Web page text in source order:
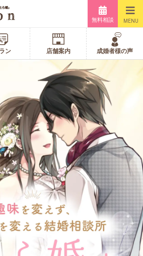
無料相談 MENU
ン 店舗案内 成婚者様の声